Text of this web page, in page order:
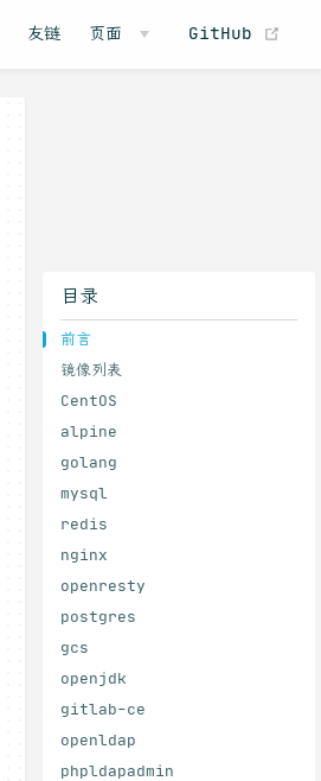
友链 页面 GitHub
目录
前言
镜像列表
CentOS
alpine
golang
mysql
redis
nginx
openresty
postgres
gcs
openjdk
gitlab-ce
openldap
phpldapadmin